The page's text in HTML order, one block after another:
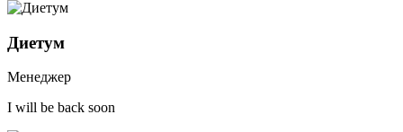
Диетум
Менеджер
I will be back soon